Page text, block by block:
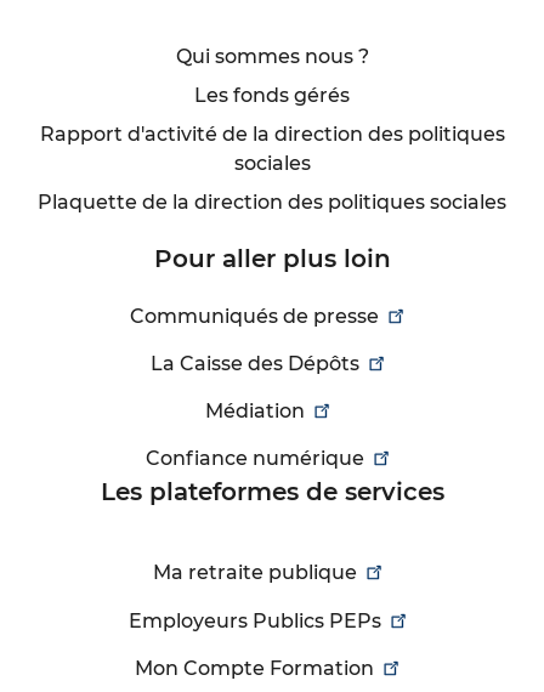
Qui sommes nous ?
Les fonds gérés
Rapport d'activité de la direction des politiques
sociales
Plaquette de la direction des politiques sociales
Pour aller plus loin
Communiqués de presse
La Caisse des Dépôts
Médiation
Confiance numérique
Les plateformes de services
Ma retraite publique
Employeurs Publics PEPs
Mon Compte Formation